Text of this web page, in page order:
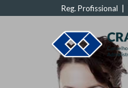
Reg. Profissional